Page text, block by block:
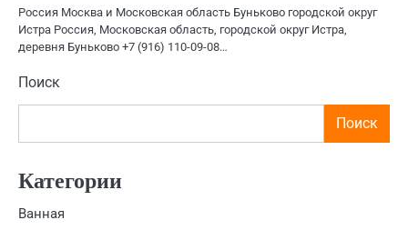
Россия Москва и Московская область Буньково городской округ
Истра Россия, Московская область, городской округ Истра,
деревня Буньково +7 (916) 110-09-08…
Поиск
Поиск
Категории
Ванная